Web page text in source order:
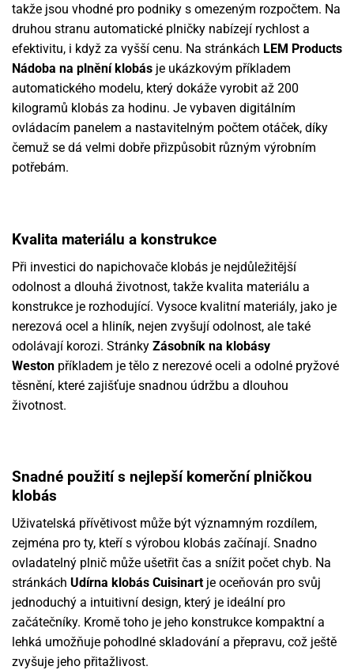
takže jsou vhodné pro podniky s omezeným rozpočtem. Na
druhou stranu automatické plničky nabízejí rychlost a
efektivitu, i když za vyšší cenu. Na stránkách LEM Products
Nádoba na plnění klobás je ukázkovým příkladem
automatického modelu, který dokáže vyrobit až 200
kilogramů klobás za hodinu. Je vybaven digitálním
ovládacím panelem a nastavitelným počtem otáček, díky
čemuž se dá velmi dobře přizpůsobit různým výrobním
potřebám.
Kvalita materiálu a konstrukce
Při investici do napichovače klobás je nejdůležitější
odolnost a dlouhá životnost, takže kvalita materiálu a
konstrukce je rozhodující. Vysoce kvalitní materiály, jako je
nerezová ocel a hliník, nejen zvyšují odolnost, ale také
odolávají korozi. Stránky Zásobník na klobásy
Weston příkladem je tělo z nerezové oceli a odolné pryžové
těsnění, které zajišťuje snadnou údržbu a dlouhou
životnost.
Snadné použití s nejlepší komerční plničkou
klobás
Uživatelská přívětivost může být významným rozdílem,
zejména pro ty, kteří s výrobou klobás začínají. Snadno
ovladatelný plnič může ušetřit čas a snížit počet chyb. Na
stránkách Udírna klobás Cuisinart je oceňován pro svůj
jednoduchý a intuitivní design, který je ideální pro
začátečníky. Kromě toho je jeho konstrukce kompaktní a
lehká umožňuje pohodlné skladování a přepravu, což ještě
zvyšuje jeho přitažlivost.